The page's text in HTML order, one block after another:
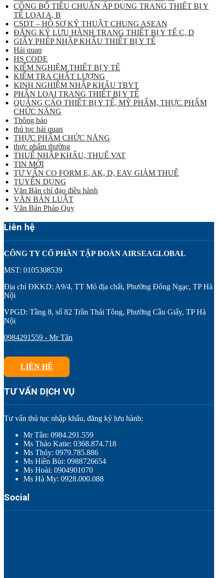
CÔNG BỐ TIÊU CHUẨN ÁP DỤNG TRANG THIẾT BỊ Y
TẾ LOẠI A, B
CSDT – HỒ SƠ KỸ THUẬT CHUNG ASEAN
ĐĂNG KÝ LƯU HÀNH TRANG THIẾT BỊ Y TẾ C, D
GIẤY PHÉP NHẬP KHẨU THIẾT BỊ Y TẾ
Hải quan
HS CODE
KIỂM NGHIỆM THIẾT BỊ Y TẾ
KIỂM TRA CHẤT LƯỢNG
KINH NGHIỆM NHẬP KHẨU TBYT
PHÂN LOẠI TRANG THIẾT BỊ Y TẾ
QUẢNG CÁO THIẾT BỊ Y TẾ, MỸ PHẨM, THỰC PHẨM
CHỨC NĂNG
Thông báo
thủ tục hải quan
THỰC PHẨM CHỨC NĂNG
thực phẩm thường
THUẾ NHẬP KHẨU, THUẾ VAT
TIN MỚI
TƯ VẤN CO FORM E, AK, D, EAV GIẢM THUẾ
TUYỂN DỤNG
Văn Bản chỉ đạo điều hành
VĂN BẢN LUẬT
Văn Bản Pháp Quy
Liên hệ
CÔNG TY CỔ PHẦN TẬP ĐOÀN AIRSEAGLOBAL
MST: 0105308539
Địa chỉ ĐKKD: A9/4, TT Mỏ địa chất, Phường Đông Ngạc, TP Hà
Nội
VPGD: Tầng 8, số 82 Trần Thái Tông, Phường Cầu Giấy, TP Hà
Nội
0984291559 - Mr Tân
LIÊN HỆ
TƯ VẤN DỊCH VỤ
Tư vấn thủ tục nhập khẩu, đăng ký lưu hành:
Mr Tân: 0984.291.559
Ms Thảo Katie: 0368.874.718
Ms Thúy: 0979.785.886
Ms Hiền Bùi: 0988726654
Ms Hoài: 0904901070
Ms Hà My: 0928.000.088
Social